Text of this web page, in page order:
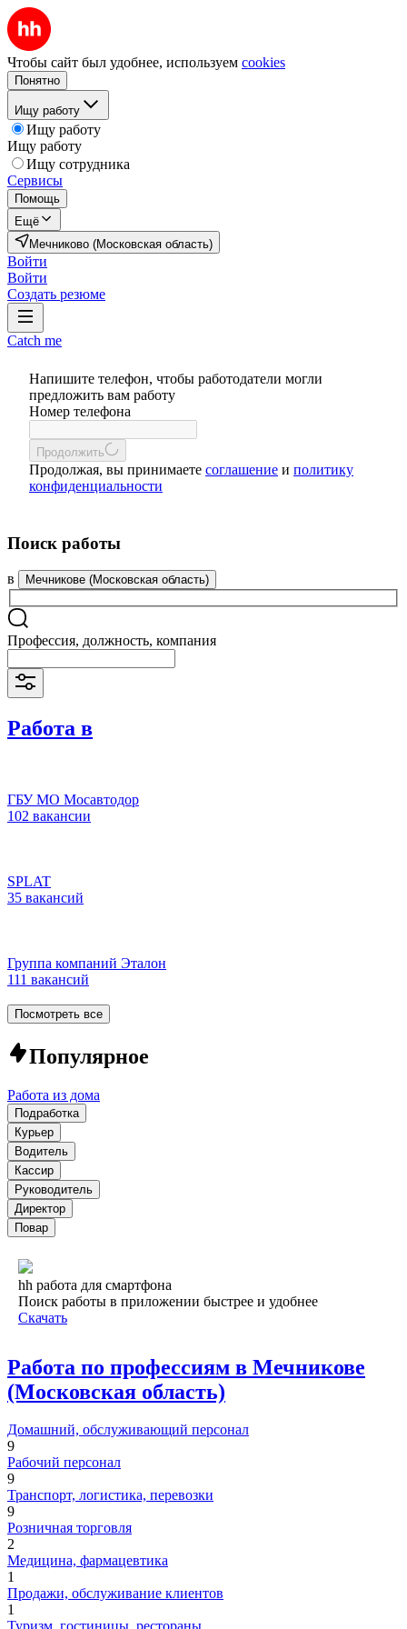
Чтобы сайт был удобнее, используем cookies
Понятно
Ищу работу
Ищу работу
Ищу работу
Ищу сотрудника
Сервисы
Помощь
Ещё
Мечниково (Московская область)
Войти
Войти
Создать резюме
Catch me
Напишите телефон, чтобы работодатели могли
предложить вам работу
Номер телефона
Продолжить
Продолжая, вы принимаете соглашение и политику
конфиденциальности
Поиск работы
в Мечникове (Московская область)
Профессия, должность, компания
Работа в
ГБУ МО Мосавтодор
102 вакансии
SPLAT
35 вакансий
Группа компаний Эталон
111 вакансий
Посмотреть все
Популярное
Работа из дома
Подработка
Курьер
Водитель
Кассир
Руководитель
Директор
Повар
hh работа для смартфона
Поиск работы в приложении быстрее и удобнее
Скачать
Работа по профессиям в Мечникове
(Московская область)
Домашний, обслуживающий персонал
9
Рабочий персонал
9
Транспорт, логистика, перевозки
9
Розничная торговля
2
Медицина, фармацевтика
1
Продажи, обслуживание клиентов
1